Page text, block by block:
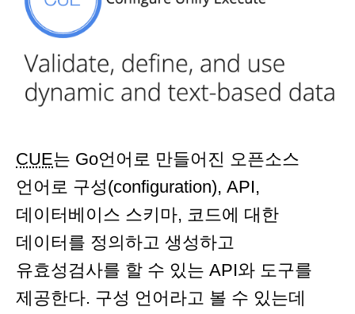
CUE는 Go언어로 만들어진 오픈소스
언어로 구성(configuration), API,
데이터베이스 스키마, 코드에 대한
데이터를 정의하고 생성하고
유효성검사를 할 수 있는 API와 도구를
제공한다. 구성 언어라고 볼 수 있는데